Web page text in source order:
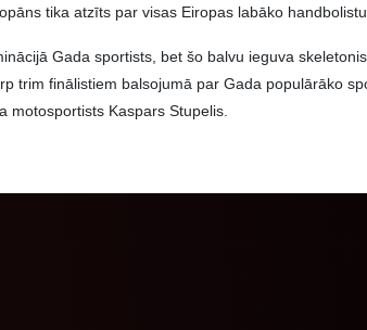
tika atzīts par visas Eiropas labāko
Gada sportists, bet šo balvu ieguva
trim finālistiem balsojumā par Gada populārāko
motosportists Kaspars Stupelis.